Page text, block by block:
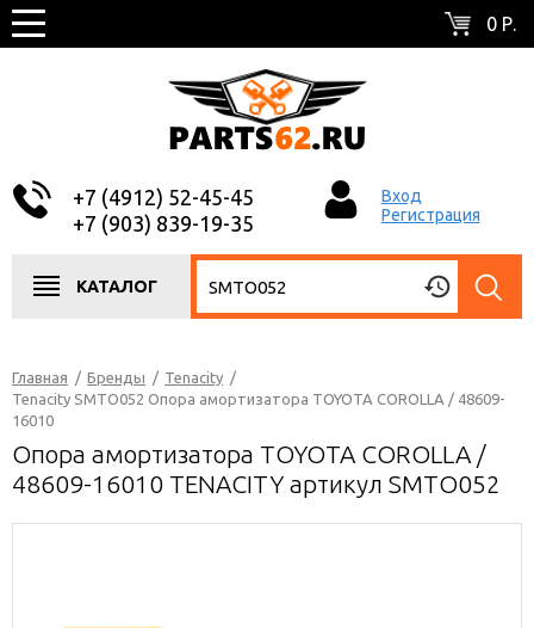
0 Р.
+7 (4912) 52-45-45
+7 (903) 839-19-35
Вход
Регистрация
КАТАЛОГ
Главная / Бренды / Tenacity /
Tenacity SMTO052 Опора амортизатора TOYOTA COROLLA / 48609-
16010
Опора амортизатора TOYOTA COROLLA /
48609-16010 TENACITY артикул SMTO052